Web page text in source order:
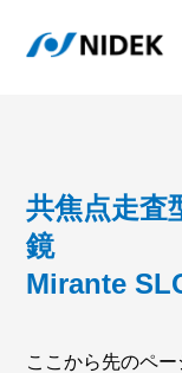
共焦点走査
鏡
Mirante
ここから先のペ